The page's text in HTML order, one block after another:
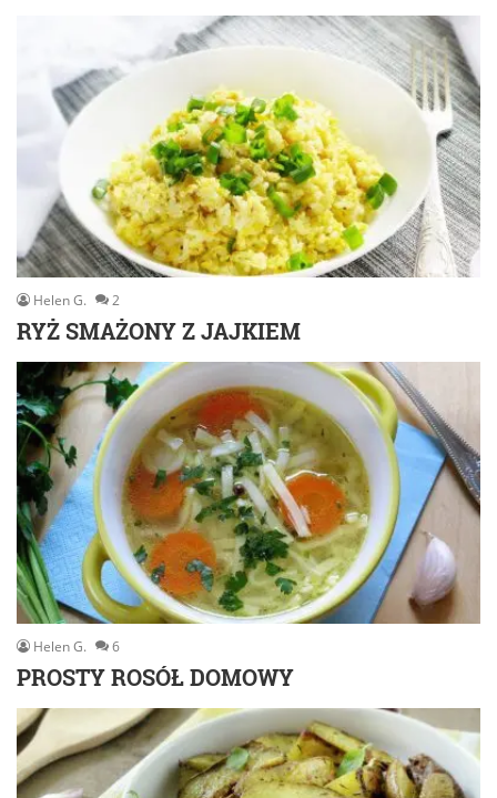
Helen G. 2
RYŻ SMAŻONY Z JAJKIEM
Helen G. 6
PROSTY ROSÓŁ DOMOWY